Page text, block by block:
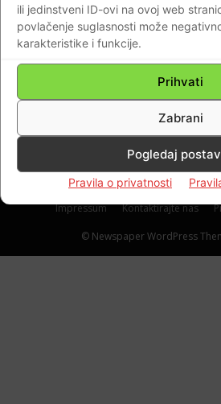
ili jedinstveni ID-ovi na ovoj web
povlačenje suglasnosti može
karakteristike i funkcije.
Prihvati
Zabrani
Pogledaj
Pravila o privatnosti
AKTUALNO
FOTO-VIDEO Poslušajte
Vinka
zaključenja Prve sinode
nadbiskupije.
Impressum Kontaktirajte nas
© Newspaper WordPress